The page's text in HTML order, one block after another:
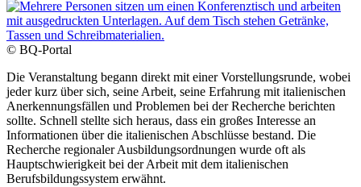
© BQ-Portal
Die Veranstaltung begann direkt mit einer Vorstellungsrunde, wobei
jeder kurz über sich, seine Arbeit, seine Erfahrung mit italienischen
Anerkennungsfällen und Problemen bei der Recherche berichten
sollte. Schnell stellte sich heraus, dass ein großes Interesse an
Informationen über die italienischen Abschlüsse bestand. Die
Recherche regionaler Ausbildungsordnungen wurde oft als
Hauptschwierigkeit bei der Arbeit mit dem italienischen
Berufsbildungssystem erwähnt.